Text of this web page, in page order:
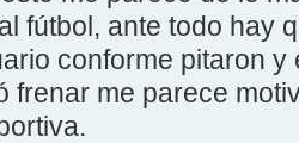
fútbol, ante todo hay
conforme pitaron y
frenar me parece